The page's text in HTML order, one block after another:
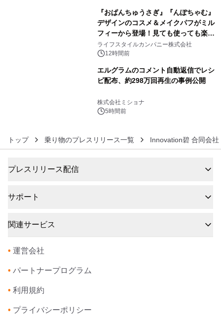
『おぱんちゅうさぎ』『んぽちゃむ』
デザインのコスメ＆メイクパフがミル
フィーから登場！見ても使っても楽し
い、ポップでキュートなコレクショ
ン。
ライフスタイルカンパニー株式会社
12時間前
エルグラムのコメント自動返信でレシ
ピ配布、約298万回再生の事例公開
株式会社ミショナ
5時間前
トップ 乗り物のプレスリリース一覧 Innovation碧 合同会社
プレスリリース配信
サポート
関連サービス
• 運営会社
• パートナープログラム
• 利用規約
• プライバシーポリシー